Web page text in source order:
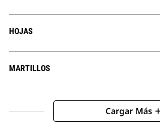
HOJAS
MARTILLOS
Cargar Más